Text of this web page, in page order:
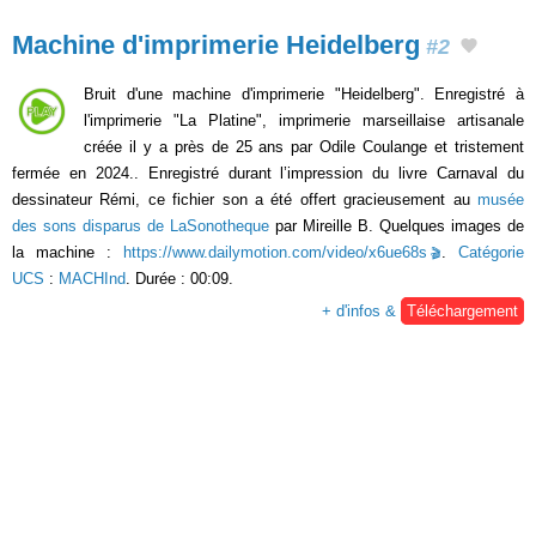
Machine d'imprimerie Heidelberg #2
Bruit d'une machine d'imprimerie "Heidelberg". Enregistré à
l'imprimerie "La Platine", imprimerie marseillaise artisanale
créée il y a près de 25 ans par Odile Coulange et tristement
fermée en 2024.. Enregistré durant l’impression du livre Carnaval du
dessinateur Rémi, ce fichier son a été offert gracieusement au musée
des sons disparus de LaSonotheque par Mireille B. Quelques images de
la machine : https://www.dailymotion.com/video/x6ue68s
Catégorie
UCS : MACHInd . Durée : 00:09.
+ d'infos &
Téléchargement